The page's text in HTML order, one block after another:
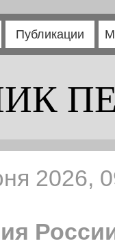
Публикации
2026,